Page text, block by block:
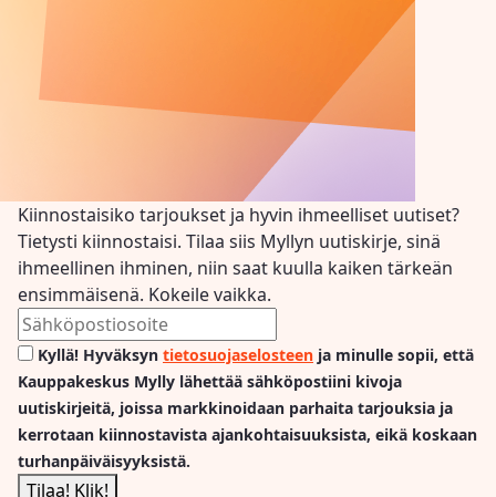
Kiinnostaisiko tarjoukset ja hyvin ihmeelliset uutiset?
Tietysti kiinnostaisi. Tilaa siis Myllyn uutiskirje, sinä
ihmeellinen ihminen, niin saat kuulla kaiken tärkeän
ensimmäisenä. Kokeile vaikka.
Kyllä! Hyväksyn tietosuojaselosteen ja minulle sopii, että
Kauppakeskus Mylly lähettää sähköpostiini kivoja
uutiskirjeitä, joissa markkinoidaan parhaita tarjouksia ja
kerrotaan kiinnostavista ajankohtaisuuksista, eikä koskaan
turhanpäiväisyyksistä.